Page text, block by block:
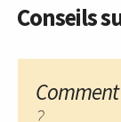
Conseils